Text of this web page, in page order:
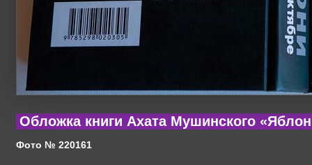
Обложка книги Ахата Мушинского
Фото № 220161